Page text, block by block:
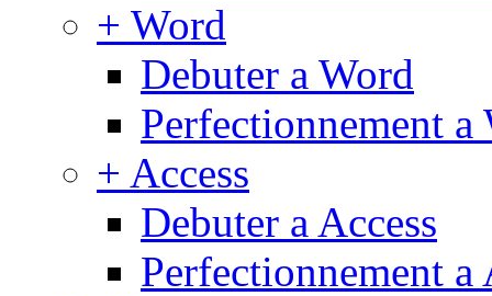
+ Word
Debuter a Word
Perfectionnement a
+ Access
Debuter a Access
Perfectionnement a